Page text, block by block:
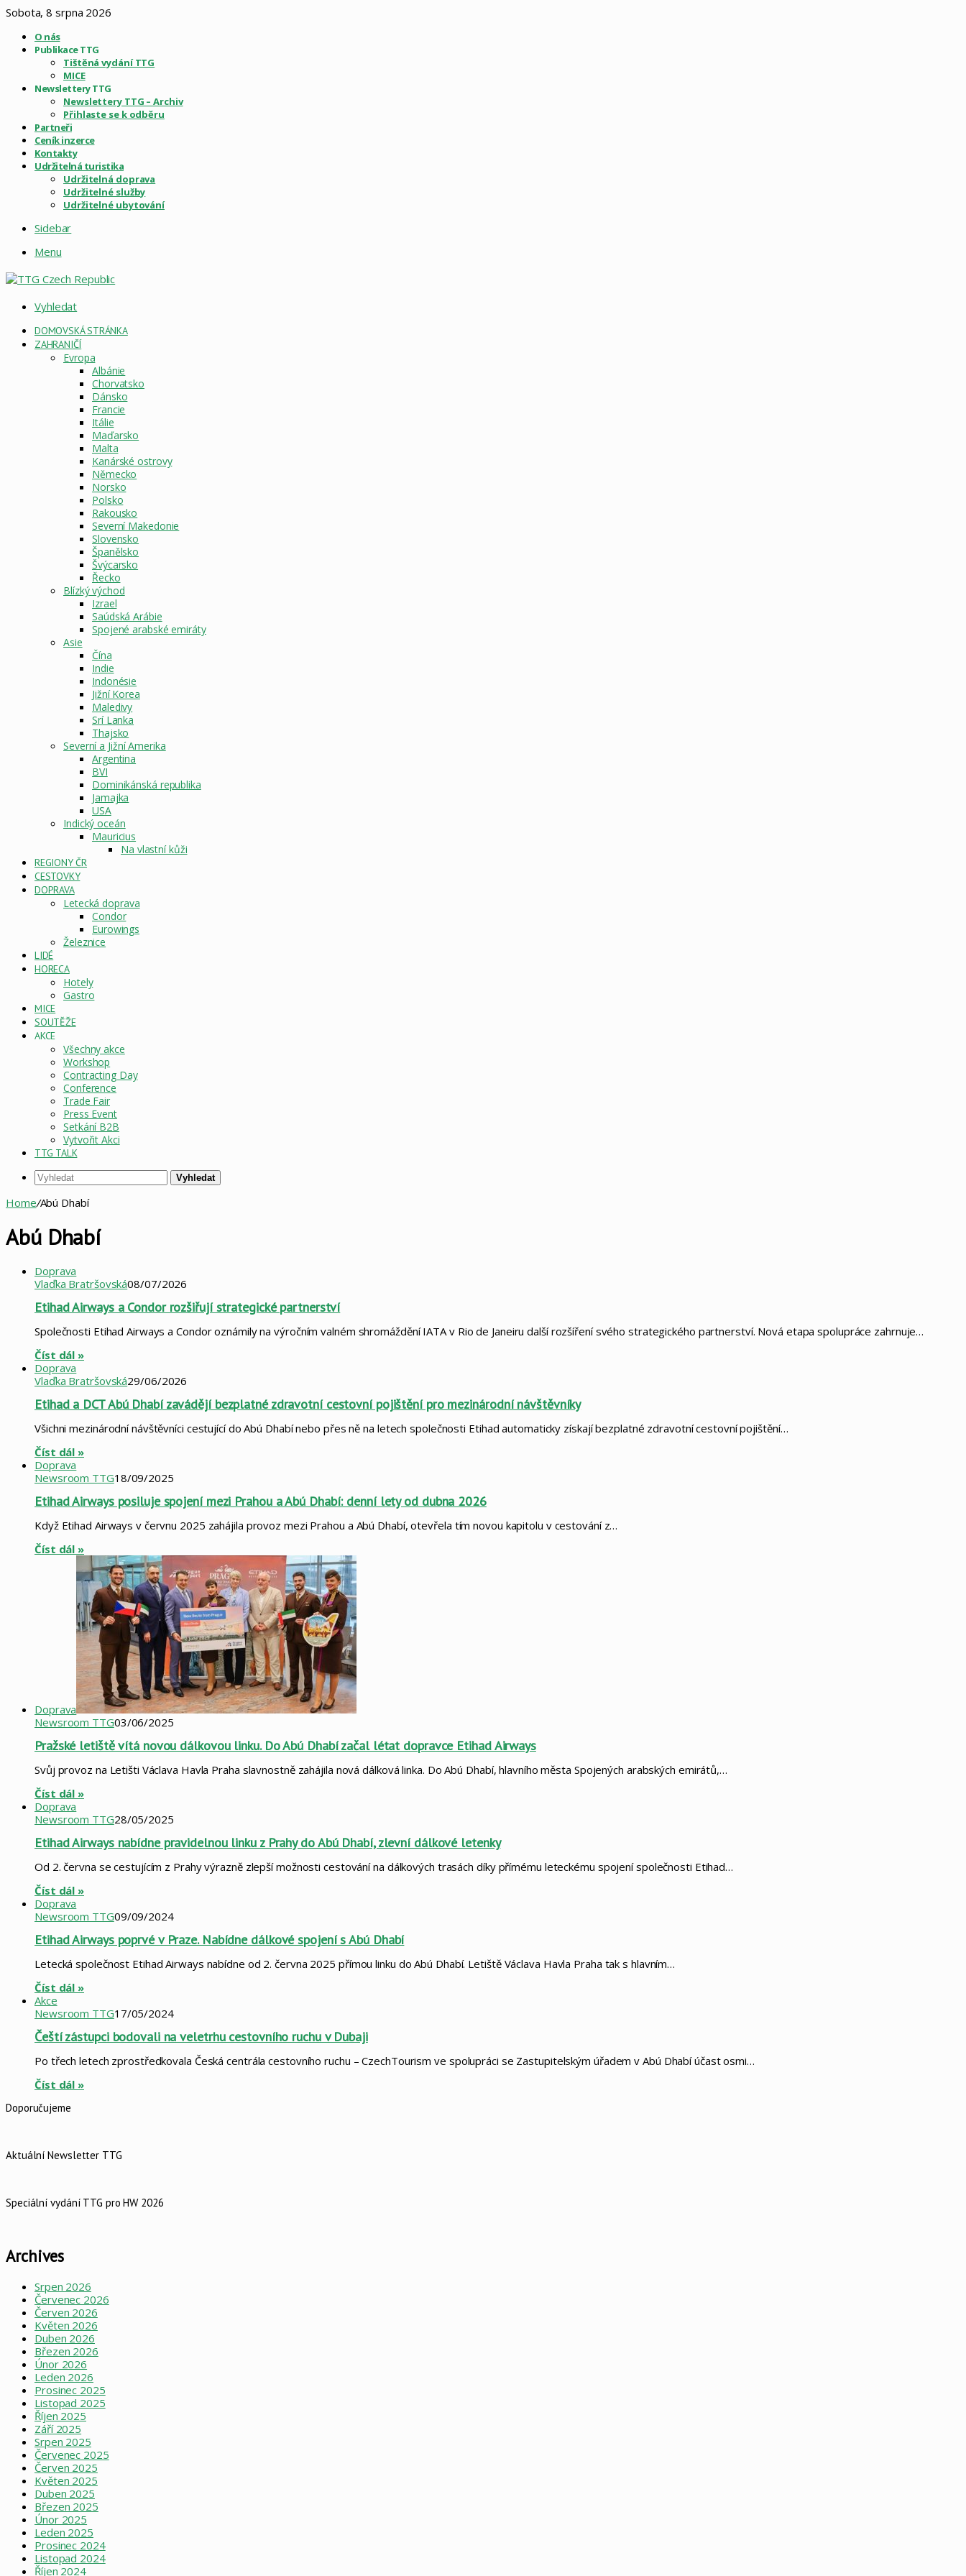
Sobota, 8 srpna 2026
O nás
Publikace TTG
Tištěná vydání TTG
MICE
Newslettery TTG
Newslettery TTG – Archiv
Přihlaste se k odběru
Partneři
Ceník inzerce
Kontakty
Udržitelná turistika
Udržitelná doprava
Udržitelné služby
Udržitelné ubytování
Sidebar
Menu
Vyhledat
DOMOVSKÁ STRÁNKA
ZAHRANIČÍ
Evropa
Albánie
Chorvatsko
Dánsko
Francie
Itálie
Maďarsko
Malta
Kanárské ostrovy
Německo
Norsko
Polsko
Rakousko
Severní Makedonie
Slovensko
Španělsko
Švýcarsko
Řecko
Blízký východ
Izrael
Saúdská Arábie
Spojené arabské emiráty
Asie
Čína
Indie
Indonésie
Jižní Korea
Maledivy
Srí Lanka
Thajsko
Severní a Jižní Amerika
Argentina
BVI
Dominikánská republika
Jamajka
USA
Indický oceán
Mauricius
Na vlastní kůži
REGIONY ČR
CESTOVKY
DOPRAVA
Letecká doprava
Condor
Eurowings
Železnice
LIDÉ
HORECA
Hotely
Gastro
MICE
SOUTĚŽE
AKCE
Všechny akce
Workshop
Contracting Day
Conference
Trade Fair
Press Event
Setkání B2B
Vytvořit Akci
TTG TALK
Vyhledat
Home/Abú Dhabí
Abú Dhabí
Doprava
Vlaďka Bratršovská08/07/2026
Etihad Airways a Condor rozšiřují strategické partnerství
Společnosti Etihad Airways a Condor oznámily na výročním valném shromáždění IATA v Rio de Janeiru další rozšíření svého strategického partnerství. Nová etapa spolupráce zahrnuje…
Číst dál »
Doprava
Vlaďka Bratršovská29/06/2026
Etihad a DCT Abú Dhabí zavádějí bezplatné zdravotní cestovní pojištění pro mezinárodní návštěvníky
Všichni mezinárodní návštěvníci cestující do Abú Dhabí nebo přes ně na letech společnosti Etihad automaticky získají bezplatné zdravotní cestovní pojištění…
Číst dál »
Doprava
Newsroom TTG18/09/2025
Etihad Airways posiluje spojení mezi Prahou a Abú Dhabí: denní lety od dubna 2026
Když Etihad Airways v červnu 2025 zahájila provoz mezi Prahou a Abú Dhabí, otevřela tím novou kapitolu v cestování z…
Číst dál »
Doprava
Newsroom TTG03/06/2025
Pražské letiště vítá novou dálkovou linku. Do Abú Dhabí začal létat dopravce Etihad Airways
Svůj provoz na Letišti Václava Havla Praha slavnostně zahájila nová dálková linka. Do Abú Dhabí, hlavního města Spojených arabských emirátů,…
Číst dál »
Doprava
Newsroom TTG28/05/2025
Etihad Airways nabídne pravidelnou linku z Prahy do Abú Dhabí, zlevní dálkové letenky
Od 2. června se cestujícím z Prahy výrazně zlepší možnosti cestování na dálkových trasách díky přímému leteckému spojení společnosti Etihad…
Číst dál »
Doprava
Newsroom TTG09/09/2024
Etihad Airways poprvé v Praze. Nabídne dálkové spojení s Abú Dhabí
Letecká společnost Etihad Airways nabídne od 2. června 2025 přímou linku do Abú Dhabí. Letiště Václava Havla Praha tak s hlavním…
Číst dál »
Akce
Newsroom TTG17/05/2024
Čeští zástupci bodovali na veletrhu cestovního ruchu v Dubaji
Po třech letech zprostředkovala Česká centrála cestovního ruchu – CzechTourism ve spolupráci se Zastupitelským úřadem v Abú Dhabí účast osmi…
Číst dál »
Doporučujeme
Aktuální Newsletter TTG
Speciální vydání TTG pro HW 2026
Archives
Srpen 2026
Červenec 2026
Červen 2026
Květen 2026
Duben 2026
Březen 2026
Únor 2026
Leden 2026
Prosinec 2025
Listopad 2025
Říjen 2025
Září 2025
Srpen 2025
Červenec 2025
Červen 2025
Květen 2025
Duben 2025
Březen 2025
Únor 2025
Leden 2025
Prosinec 2024
Listopad 2024
Říjen 2024